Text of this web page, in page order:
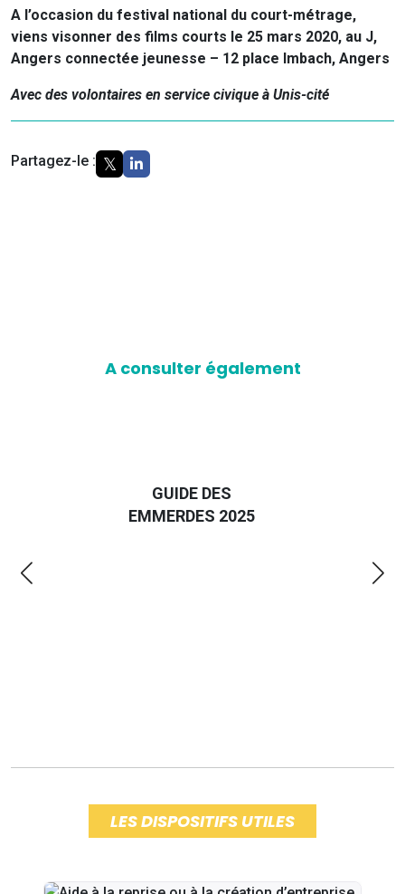
A l’occasion du festival national du court-métrage,
viens visonner des films courts le 25 mars 2020, au J,
Angers connectée jeunesse – 12 place Imbach, Angers
Avec des volontaires en service civique à Unis-cité
Partagez-le :
A consulter également
GUIDE DES
EMMERDES 2025
LES DISPOSITIFS UTILES